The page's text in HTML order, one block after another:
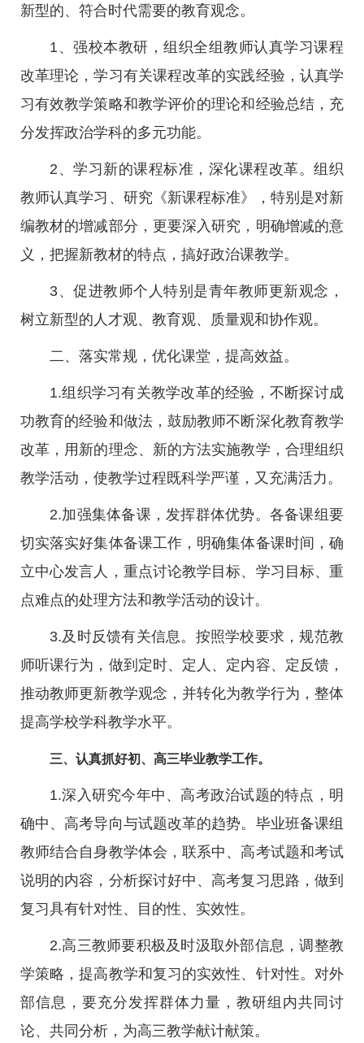
新型的、符合时代需要的教育观念。
1、强校本教研，组织全组教师认真学习课程
改革理论，学习有关课程改革的实践经验，认真学
习有效教学策略和教学评价的理论和经验总结，充
分发挥政治学科的多元功能。
2、学习新的课程标准，深化课程改革。组织
教师认真学习、研究《新课程标准》，特别是对新
编教材的增减部分，更要深入研究，明确增减的意
义，把握新教材的特点，搞好政治课教学。
3、促进教师个人特别是青年教师更新观念，
树立新型的人才观、教育观、质量观和协作观。
二、落实常规，优化课堂，提高效益。
1.组织学习有关教学改革的经验，不断探讨成
功教育的经验和做法，鼓励教师不断深化教育教学
改革，用新的理念、新的方法实施教学，合理组织
教学活动，使教学过程既科学严谨，又充满活力。
2.加强集体备课，发挥群体优势。各备课组要
切实落实好集体备课工作，明确集体备课时间，确
立中心发言人，重点讨论教学目标、学习目标、重
点难点的处理方法和教学活动的设计。
3.及时反馈有关信息。按照学校要求，规范教
师听课行为，做到定时、定人、定内容、定反馈，
推动教师更新教学观念，并转化为教学行为，整体
提高学校学科教学水平。
三、认真抓好初、高三毕业教学工作。
1.深入研究今年中、高考政治试题的特点，明
确中、高考导向与试题改革的趋势。毕业班备课组
教师结合自身教学体会，联系中、高考试题和考试
说明的内容，分析探讨好中、高考复习思路，做到
复习具有针对性、目的性、实效性。
2.高三教师要积极及时汲取外部信息，调整教
学策略，提高教学和复习的实效性、针对性。对外
部信息，要充分发挥群体力量，教研组内共同讨
论、共同分析，为高三教学献计献策。